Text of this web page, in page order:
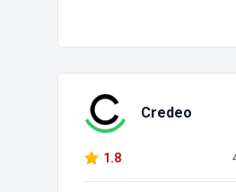
Credeo
1.8